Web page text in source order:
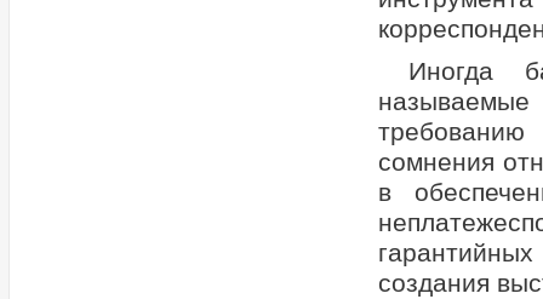
Иногда
сомнения
в
создания